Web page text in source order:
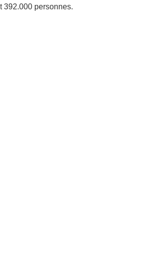
392.000 personnes.